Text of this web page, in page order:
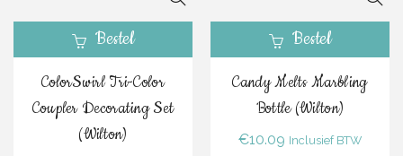
Bestel
ColorSwirl Tri-Color
Coupler Decorating Set
(Wilton)
Bestel
Candy Melts Marbling
Bottle (Wilton)
€10.09 Inclusief BTW